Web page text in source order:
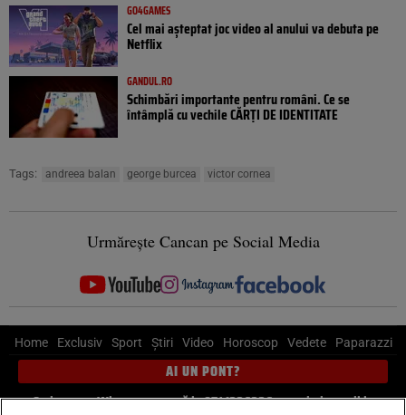
GO4GAMES
Cel mai așteptat joc video al anului va debuta pe
Netflix
GANDUL.RO
Schimbări importante pentru români. Ce se
întâmplă cu vechile CĂRȚI DE IDENTITATE
Tags: andreea balan george burcea victor cornea
Urmărește Cancan pe Social Media
Home Exclusiv Sport Știri Video Horoscop Vedete Paparazzi
AI UN PONT?
Scrie-ne pe Whatsapp, sună la 0741226226 sau trimite mail la